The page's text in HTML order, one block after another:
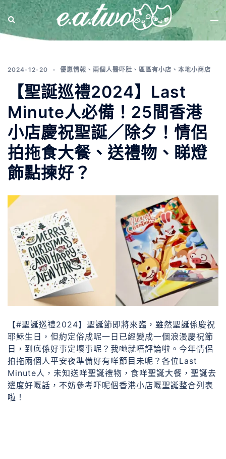
2024-12-20 優惠情報 、 兩個人醫吓肚 、 區區有小店 、 本地小商店
【聖誕巡禮2024】Last
Minute人必備！25間香港
小店慶祝聖誕／除夕！情侶
拍拖食大餐、送禮物、睇燈
飾點揀好？
【#聖誕巡禮2024】聖誕節即將來臨，雖然聖誕係慶祝
耶穌生日，但約定俗成呢一日已經變成一個浪漫慶祝節
日，到底係好事定壞事呢？我哋就唔評論啦。今年情侶
拍拖兩個人平安夜準備好有咩節目未呢？各位Last
Minute人，未知送咩聖誕禮物，食咩聖誕大餐，聖誕去
邊度好嘅話，不妨參考吓呢個香港小店嘅聖誕整合列表
啦！